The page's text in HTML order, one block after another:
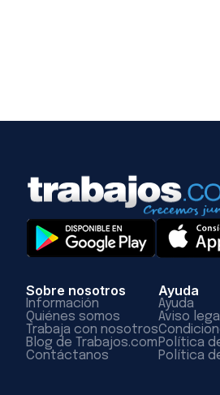
Sobre nosotros
Información
Quiénes somos
Trabaja con nosotros
Blog de Trabajos.com
Contáctanos
Ayuda
Ayuda
Aviso legal
Política
Política